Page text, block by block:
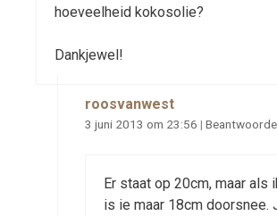
hoeveelheid kokosolie?
Dankjewel!
roosvanwest
3 juni 2013 om 23:56 |
Er staat op 20cm, maar als
is ie maar 18cm doorsnee.